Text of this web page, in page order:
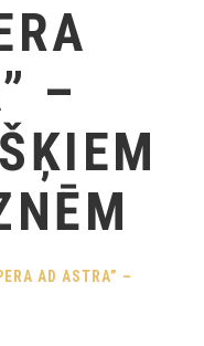
–
AD ASTRA” –